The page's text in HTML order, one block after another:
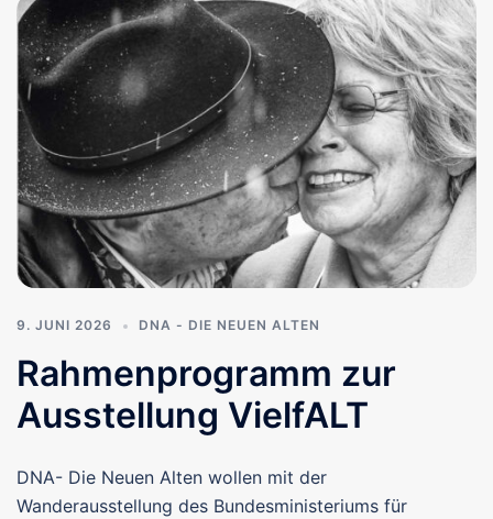
9. JUNI 2026 DNA - DIE NEUEN ALTEN
Rahmenprogramm zur
Ausstellung VielfALT
DNA- Die Neuen Alten wollen mit der
Wanderausstellung des Bundesministeriums für